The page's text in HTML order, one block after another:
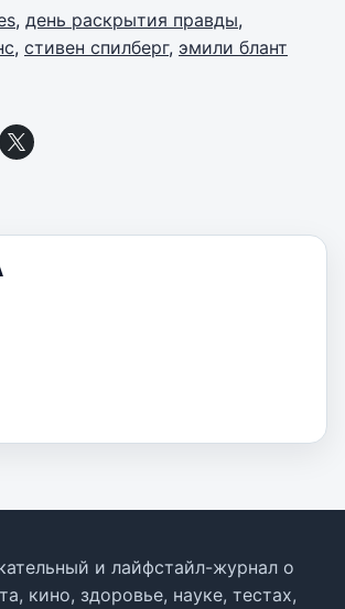
, день раскрытия правды,
, стивен спилберг, эмили блант
и лайфстайл-журнал о
кино, здоровье, науке, тестах,